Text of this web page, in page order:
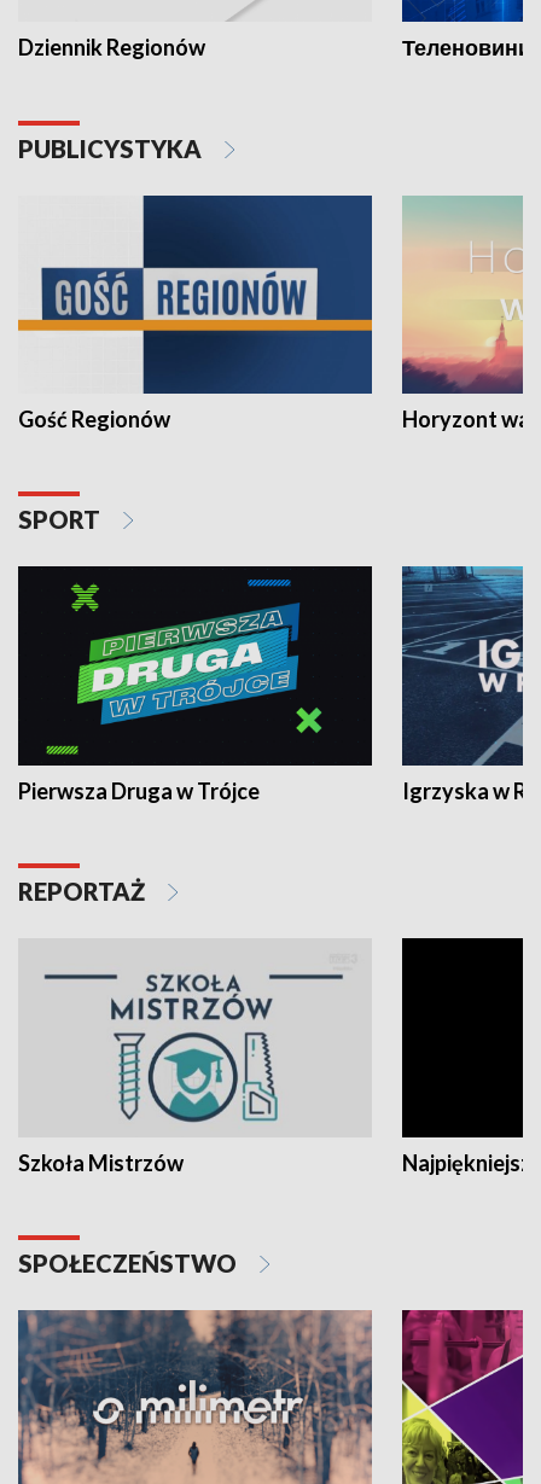
Dziennik Regionów Теленовини
PUBLICYSTYKA
Gość Regionów Horyzont
SPORT
Pierwsza Druga w Trójce Igrzyska w
REPORTAŻ
Szkoła Mistrzów
SPOŁECZEŃSTWO